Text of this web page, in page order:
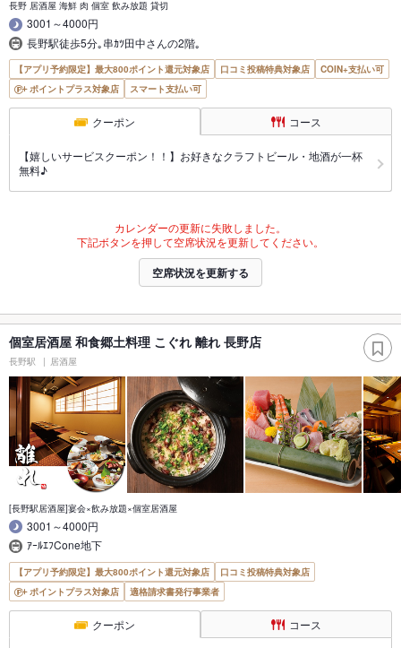
長野 居酒屋 海鮮 肉 個室 飲み放題 貸切
3001～4000円
長野駅徒歩5分｡串ｶﾂ田中さんの2階｡
【アプリ予約限定】最大800ポイント還元対象店 口コミ投稿特典対象店
COIN+支払い可
ポイントプラス対象店
スマート支払い可
クーポン コース
【嬉しいサービスクーポン！！】お好きなクラフトビール・地酒が一杯
無料♪
カレンダーの更新に失敗しました。
下記ボタンを押して空席状況を更新してください。
空席状況を更新する
個室居酒屋 和食郷土料理 こぐれ 離れ 長野店
長野駅 居酒屋
[長野駅居酒屋]宴会×飲み放題×個室居酒屋
3001～4000円
ｱｰﾙｴﾌCone地下
【アプリ予約限定】最大800ポイント還元対象店
口コミ投稿特典対象店
ポイントプラス対象店
適格請求書発行事業者
クーポン コース